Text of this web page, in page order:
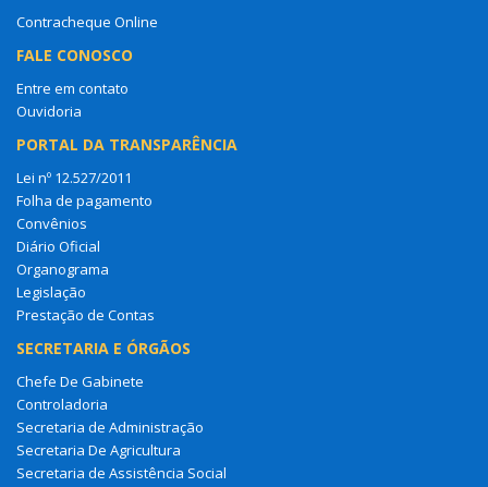
Contracheque Online
FALE CONOSCO
Entre em contato
Ouvidoria
PORTAL DA TRANSPARÊNCIA
Lei nº 12.527/2011
Folha de pagamento
Convênios
Diário Oficial
Organograma
Legislação
Prestação de Contas
SECRETARIA E ÓRGÃOS
Chefe De Gabinete
Controladoria
Secretaria de Administração
Secretaria De Agricultura
Secretaria de Assistência Social